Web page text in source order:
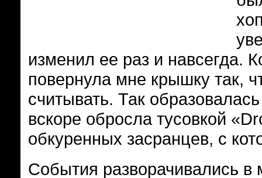
изменил ее раз и навсегда.
повернула мне крышку так,
считывать. Так
вскоре обросла тусовкой
обкуренных засранцев, с
События разворачивались в